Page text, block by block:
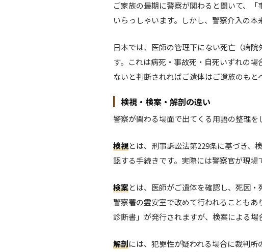
ご家族の最期に警察が関わると聞いて、
いらっしゃいます。しかし、警察介入の
日本では、医師の管理下にない死亡（病
す。これは病死・事故死・自死いずれの
ないと判断されればご遺体はご遺族のもと
検視・検案・解剖の違い
警察が関わる場面で出てくる用語の整理を
検視とは、刑事訴訟法第229条に基づき、
認する手続きです。実際には警察官が現場
検案とは、医師がご遺体を確認し、死因
警察署の霊安室で改めて行われることもあ
診断書」が発行されますが、検案による場
解剖には、犯罪性が疑われる場合に裁判